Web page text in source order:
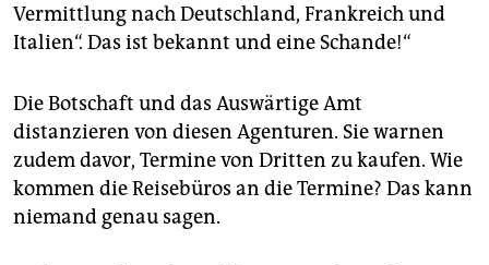
Vermittlung nach Deutschland, Frankreich und
Italien“. Das ist bekannt und eine Schande!“
Die Botschaft und das Auswärtige Amt
distanzieren von diesen Agenturen. Sie warnen
zudem davor, Termine von Dritten zu kaufen. Wie
kommen die Reisebüros an die Termine? Das kann
niemand genau sagen.